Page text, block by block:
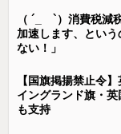
（ ´_ゝ`）消費税
加速します、とい
ない！」
【国旗掲揚禁止令
イングランド旗・
も支持